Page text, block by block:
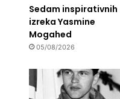
Sedam inspirativnih
izreka Yasmine
Mogahed
05/08/2026